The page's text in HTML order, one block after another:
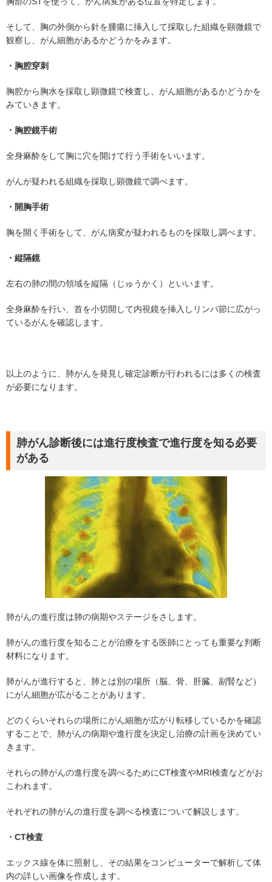
そして、胸の外側から針を腫瘍に挿入して採取した組織を顕微鏡で
観察し、がん細胞があるかどうかをみます。
・胸腔穿刺
胸腔から胸水を採取し顕微鏡で検査し、がん細胞があるかどうかを
みていきます。
・胸腔鏡手術
全身麻酔をして胸に穴を開けて行う手術をいいます。
がんが疑われる組織を採取し顕微鏡で調べます。
・開胸手術
胸を開く手術をして、がん病変が疑われるものを採取し調べます。
・縦隔鏡
左右の肺の間の領域を縦隔（じゅうかく）といいます。
全身麻酔を行い、首を小切開して内視鏡を挿入しリンパ節に広がっ
ているがんを確認します。
以上のように、肺がんを発見し確定診断が行われるには多くの検査
が必要になります。
肺がん診断後には進行度検査で進行度を知る必要
がある
肺がんの進行度は肺の病期やステージをさします。
肺がんの進行度を知ることが治療をする医師にとっても重要な判断
材料になります。
肺がんが進行すると、肺とは別の場所（脳、骨、肝臓、副腎など）
にがん細胞が広がることがあります。
どのくらいそれらの場所にがん細胞が広がり転移しているかを確認
することで、肺がんの病期や進行度を決定し治療の計画を決めてい
きます。
それらの肺がんの進行度を調べるためにCT検査やMRI検査などがお
こわれます。
それぞれの肺がんの進行度を調べる検査について解説します。
・CT検査
エックス線を体に照射し、その結果をコンピューターで解析して体
内の詳しい画像を作成します。